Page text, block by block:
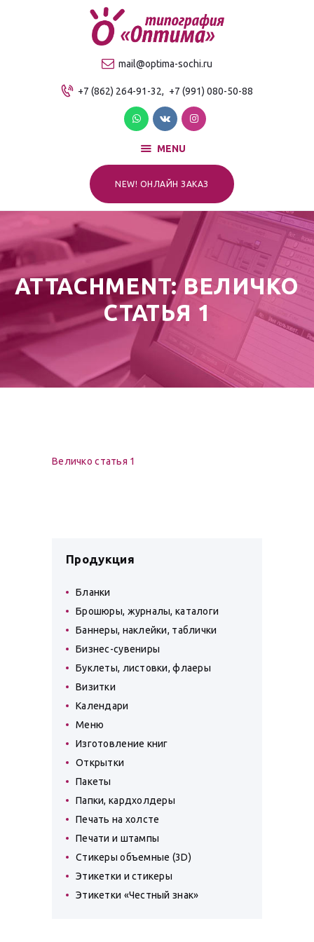
mail@optima-sochi.ru
+7 (862) 264-91-32, +7 (991) 080-50-88
MENU
NEW! ОНЛАЙН ЗАКАЗ
ATTACHMENT: ВЕЛИЧКО
СТАТЬЯ 1
Качественная типография в Сочи
О компании
Продукция
Услуги
Прайс-лист
Для клиентов
Величко статья 1
Продукция
Бланки
Брошюры, журналы, каталоги
Баннеры, наклейки, таблички
Бизнес-сувениры
Буклеты, листовки, флаеры
Визитки
Календари
Меню
Изготовление книг
Открытки
Пакеты
Папки, кардхолдеры
Печать на холсте
Печати и штампы
Стикеры объемные (3D)
Этикетки и стикеры
Этикетки «Честный знак»